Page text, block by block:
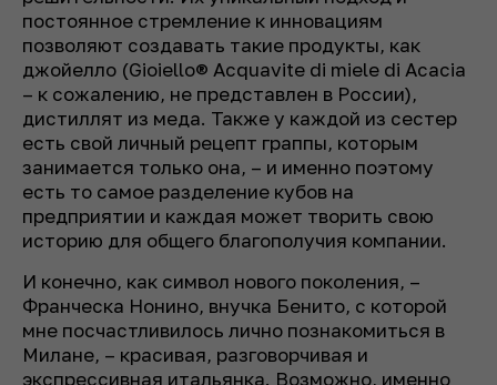
постоянное стремление к инновациям
позволяют создавать такие продукты, как
джойелло (Gioiello® Acquavite di miele di Acacia
– к сожалению, не представлен в России),
дистиллят из меда. Также у каждой из сестер
есть свой личный рецепт граппы, которым
занимается только она, – и именно поэтому
есть то самое разделение кубов на
предприятии и каждая может творить свою
историю для общего благополучия компании.
И конечно, как символ нового поколения, –
Франческа Нонино, внучка Бенито, с которой
мне посчастливилось лично познакомиться в
Милане, – красивая, разговорчивая и
экспрессивная итальянка. Возможно, именно